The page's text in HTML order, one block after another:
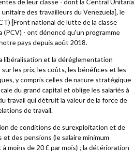
de leur classe - dont la Central Unitaria
des travailleurs du Venezuela], le
[Front national de lutte de la classe
- ont dénoncé qu'un programme
pays depuis août 2018.
libéralisation et la déréglementation
les prix, les coûts, les bénéfices et les
y compris celles de nature stratégique
du grand capital et oblige les salariés à
travail qui détruit la valeur de la force de
de travail.
de conditions de surexploitation et de
des pensions (le salaire minimum
moins de 20 £ par mois) ; la détérioration